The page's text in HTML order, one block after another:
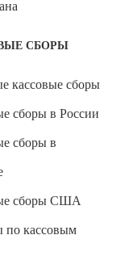
СБОРЫ
кассовые сборы
сборы в России
сборы в
сборы США
по кассовым